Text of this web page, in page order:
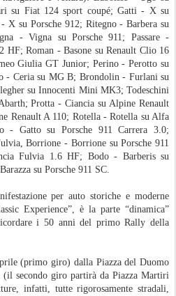
su Fiat 124 sport coupé; Gatti - X su
su Porsche 912; Ritegno - Barbera su
- Vigna su Porsche 911; Passare -
HF; Roman - Basone su Renault Clio 16
Giulia GT Junior; Perino - Perotto su
- Ceria su MG B; Brondolin - Furlani su
su Innocenti Mini MK3; Todeschini
Protta - Ciancia su Alpine Renault
Renault A 110; Rotella - Rotella su Alfa
- Gatto su Porsche 911 Carrera 3.0;
Borrione - Borrione su Porsche 911
Fulvia 1.6 HF; Bodo - Barberis su
su Porsche 911 SC.
per auto storiche e moderne
Experience”, è la parte “dinamica”
i 50 anni del primo Rally della
(primo giro) dalla Piazza del Duomo
secondo giro partirà da Piazza Martiri
infatti, tutte rigorosamente stradali,